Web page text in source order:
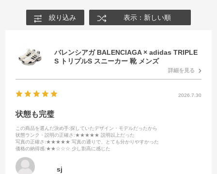
絞り込み 表示：新しい順
バレンシアガ BALENCIAGA × adidas TRIPLE
S トリプルS スニーカー 靴 メンズ
詳細を見る
2026.7.30
状態も完璧
この商品を選んだ決め手:探していたデザイン・モデルだったから
状態ランク・説明の正確さ :★★★★★ 説明以上だった
写真の正確さ :★★★★★ 写真の通りで、とても分かりやすかった
価格の納得感:★★☆☆☆ 少し割高に感じた
sj